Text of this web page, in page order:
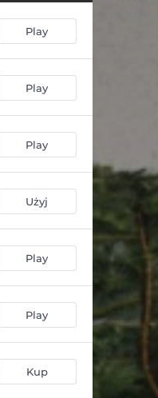
Play
Play
Play
Użyj
Play
Play
Kup